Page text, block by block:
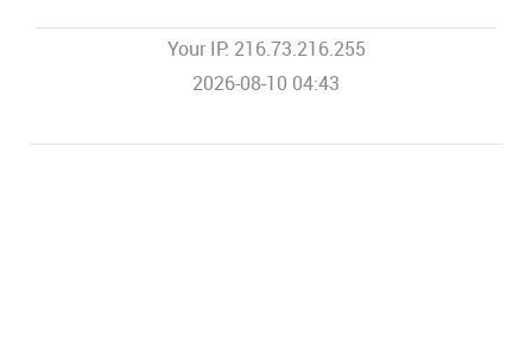
Your IP: 216.73.216.255
2026-08-10 04:43